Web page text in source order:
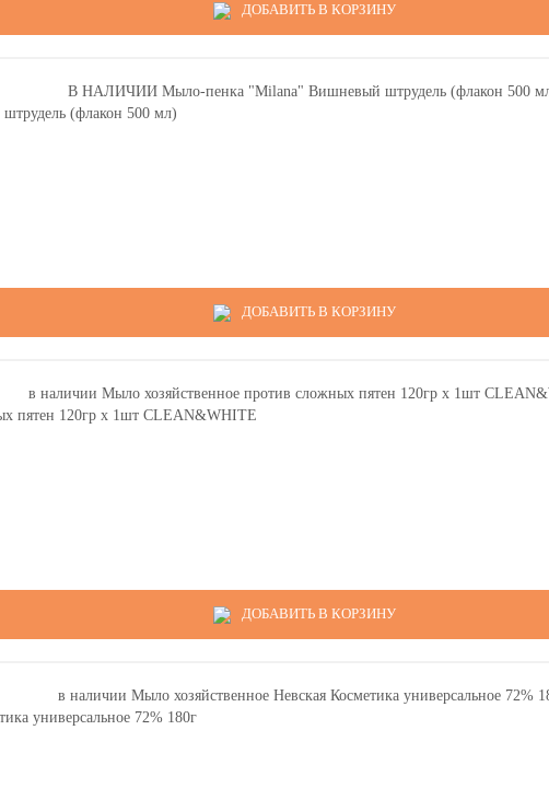
ДОБАВИТЬ В КОРЗИНУ
(флакон 500 мл)
ДОБАВИТЬ В КОРЗИНУ
пятен 120гр х 1шт CLEAN&WHITE
ДОБАВИТЬ В КОРЗИНУ
универсальное 72% 180г